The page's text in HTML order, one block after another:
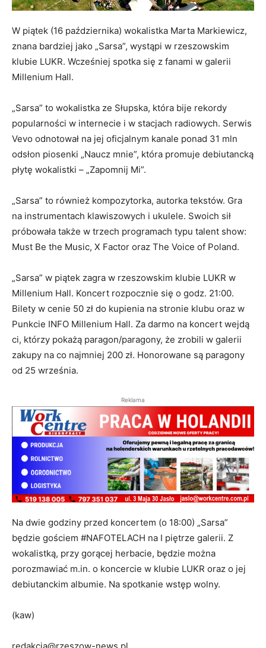
W piątek (16 października) wokalistka Marta Markiewicz,
znana bardziej jako „Sarsa”, wystąpi w rzeszowskim
klubie LUKR. Wcześniej spotka się z fanami w galerii
Millenium Hall.
„Sarsa” to wokalistka ze Słupska, która bije rekordy
popularności w internecie i w stacjach radiowych. Serwis
Vevo odnotował na jej oficjalnym kanale ponad 31 mln
odsłon piosenki „Naucz mnie”, która promuje debiutancką
płytę wokalistki – „Zapomnij Mi”.
„Sarsa” to również kompozytorka, autorka tekstów. Gra
na instrumentach klawiszowych i ukulele. Swoich sił
próbowała także w trzech programach typu talent show:
Must Be the Music, X Factor oraz The Voice of Poland.
„Sarsa” w piątek zagra w rzeszowskim klubie LUKR w
Millenium Hall. Koncert rozpocznie się o godz. 21:00.
Bilety w cenie 50 zł do kupienia na stronie klubu oraz w
Punkcie INFO Millenium Hall. Za darmo na koncert wejdą
ci, którzy pokażą paragon/paragony, że zrobili w galerii
zakupy na co najmniej 200 zł. Honorowane są paragony
od 25 września.
Reklama
Na dwie godziny przed koncertem (o 18:00) „Sarsa”
będzie gościem #NAFOTELACH na I piętrze galerii. Z
wokalistką, przy gorącej herbacie, będzie można
porozmawiać m.in. o koncercie w klubie LUKR oraz o jej
debiutanckim albumie. Na spotkanie wstęp wolny.
(kaw)